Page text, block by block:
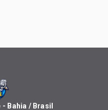
Bahia / Brasil